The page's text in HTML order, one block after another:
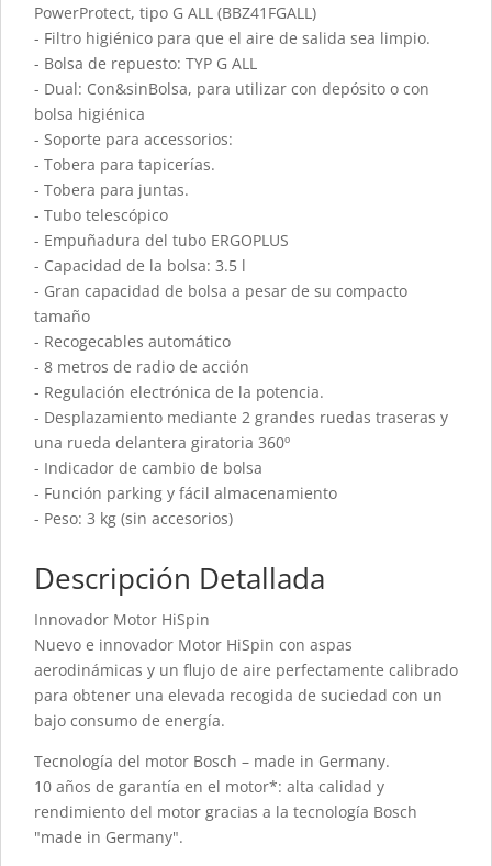
PowerProtect, tipo G ALL (BBZ41FGALL)
- Filtro higiénico para que el aire de salida sea limpio.
- Bolsa de repuesto: TYP G ALL
- Dual: Con&sinBolsa, para utilizar con depósito o con
bolsa higiénica
- Soporte para accessorios:
- Tobera para tapicerías.
- Tobera para juntas.
- Tubo telescópico
- Empuñadura del tubo ERGOPLUS
- Capacidad de la bolsa: 3.5 l
- Gran capacidad de bolsa a pesar de su compacto
tamaño
- Recogecables automático
- 8 metros de radio de acción
- Regulación electrónica de la potencia.
- Desplazamiento mediante 2 grandes ruedas traseras y
una rueda delantera giratoria 360º
- Indicador de cambio de bolsa
- Función parking y fácil almacenamiento
- Peso: 3 kg (sin accesorios)
Descripción Detallada
Innovador Motor HiSpin
Nuevo e innovador Motor HiSpin con aspas
aerodinámicas y un flujo de aire perfectamente calibrado
para obtener una elevada recogida de suciedad con un
bajo consumo de energía.
Tecnología del motor Bosch – made in Germany.
10 años de garantía en el motor*: alta calidad y
rendimiento del motor gracias a la tecnología Bosch
"made in Germany".